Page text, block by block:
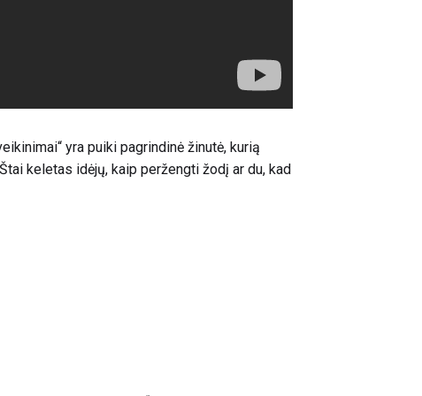
yra puiki pagrindinė žinutė, kurią
keletas idėjų, kaip peržengti žodį ar du, kad